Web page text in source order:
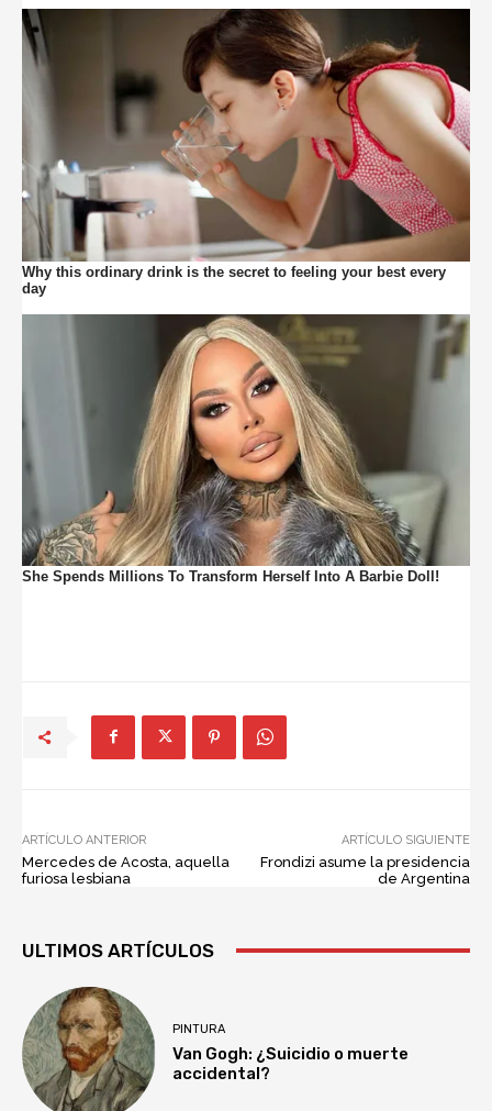
ARTÍCULO ANTERIOR
Mercedes de Acosta, aquella
furiosa lesbiana
ARTÍCULO SIGUIENTE
Frondizi asume la presidencia
de Argentina
ULTIMOS ARTÍCULOS
PINTURA
Van Gogh: ¿Suicidio o muerte
accidental?